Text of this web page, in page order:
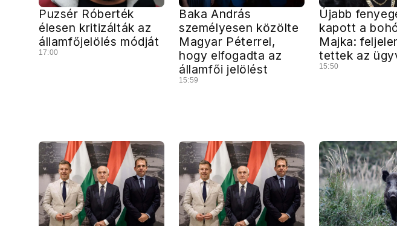
Puzsér Róberték
élesen kritizálták az
államfőjelölés módját
17:00
Baka András
személyesen közölte
Magyar Péterrel,
hogy elfogadta az
államfői jelölést
15:59
Újabb
kapott a
Majka:
tettek az
15:50